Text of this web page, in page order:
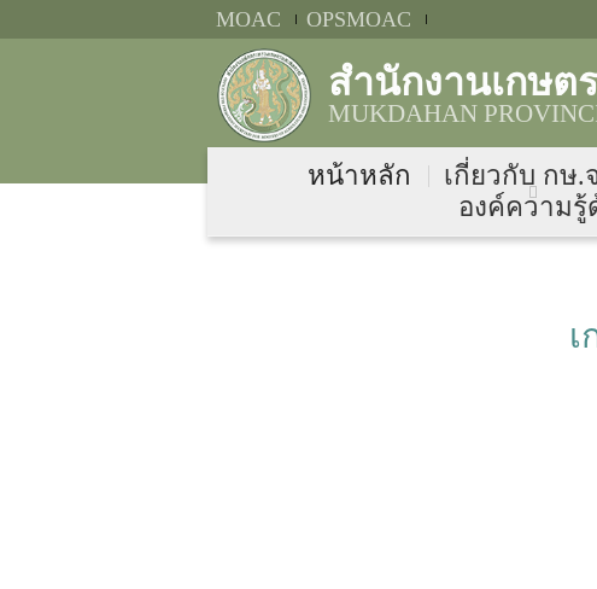
MOAC OPSMOAC
สำนักงานเกษ
MUKDAHAN
หน้าหลัก เกี่ยวกับ กษ.
องค์ความรู้